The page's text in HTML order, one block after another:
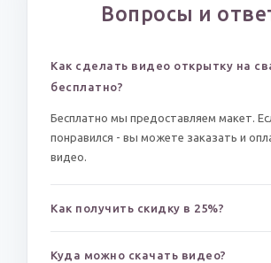
Вопросы и
Как сделать видео открытку на
бесплатно?
Бесплатно мы предоставляем макет.
понравился - вы можете заказать и
видео.
Как получить скидку в 25%?
Куда можно скачать видео?